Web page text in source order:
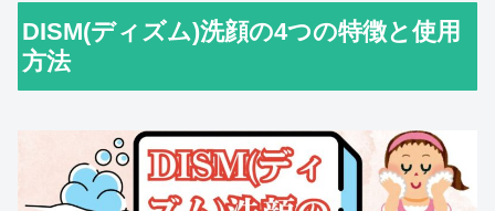
DISM(ディズム)洗顔の4つの特徴と使用
方法